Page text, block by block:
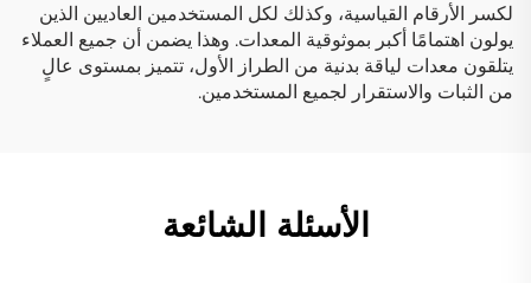
لكسر الأرقام القياسية، وكذلك لكل المستخدمين العاديين الذين
يولون اهتمامًا أكبر بموثوقية المعدات. وهذا يضمن أن جميع العملاء
يتلقون معدات لياقة بدنية من الطراز الأول، تتميز بمستوى عالٍ
من الثبات والاستقرار لجميع المستخدمين.
الأسئلة الشائعة